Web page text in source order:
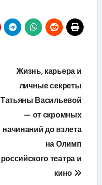
Жизнь, карьера и
личные секреты
Татьяны Васильевой
— от скромных
начинаний до взлета
на Олимп
российского театра и
кино